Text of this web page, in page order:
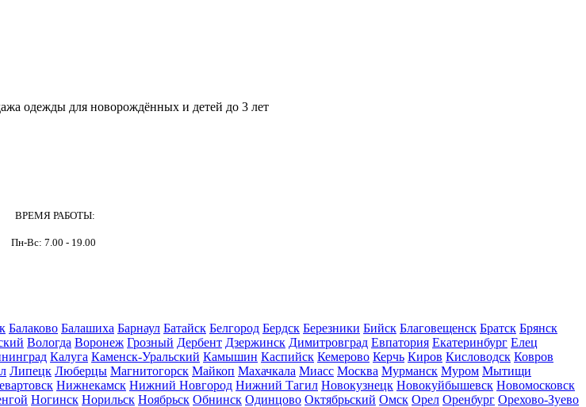
одежды для новорождённых и детей до 3 лет
ВРЕМЯ РАБОТЫ:
Пн-Вс: 7.00 - 19.00
Балаково Балашиха Барнаул Батайск Белгород Бердск Березники Бийск Благовещенск Братск Брянск
Вологда Воронеж Грозный Дербент Дзержинск Димитровград Евпатория Екатеринбург Елец
Калуга Каменск-Уральский Камышин Каспийск Кемерово Керчь Киров Кисловодск Ковров
Липецк Люберцы Магнитогорск Майкоп Махачкала Миасс Москва Мурманск Муром Мытищи
Нижнекамск Нижний Новгород Нижний Тагил Новокузнецк Новокуйбышевск Новомосковск
Ногинск Норильск Ноябрьск Обнинск Одинцово Октябрьский Омск Орел Оренбург Орехово-Зуево